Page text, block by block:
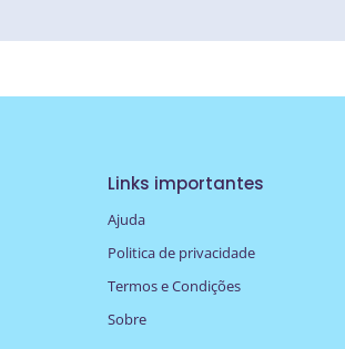
Links importantes
Ajuda
Politica de privacidade
Termos e Condições
Sobre